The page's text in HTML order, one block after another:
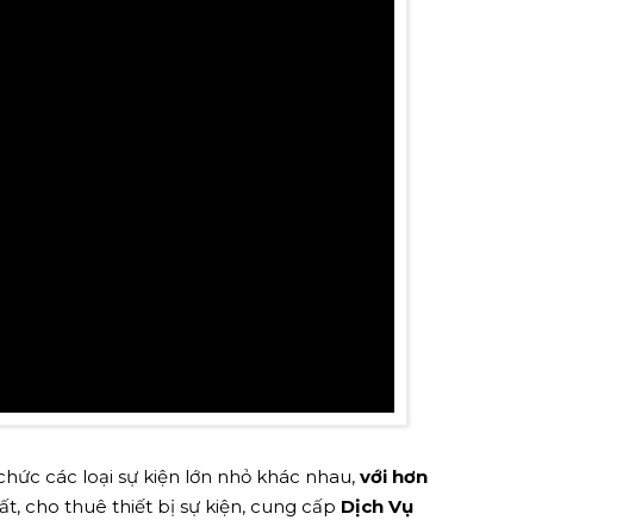
các loại sự kiện lớn nhỏ khác nhau, với hơn
cho thuê thiết bị sự kiện, cung cấp Dịch Vụ